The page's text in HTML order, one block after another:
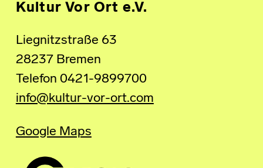
Kultur Vor Ort e.V.
Liegnitzstraße 63
28237 Bremen
Telefon 0421-9899700
info@kultur-vor-ort.com
Google Maps